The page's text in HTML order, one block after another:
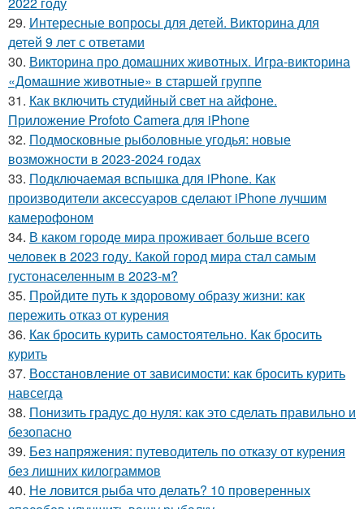
29. Интересные вопросы для детей. Викторина для
детей 9 лет с ответами
30. Викторина про домашних животных. Игра-викторина
«Домашние животные» в старшей группе
31. Как включить студийный свет на айфоне.
Приложение Profoto Camera для iPhone
32. Подмосковные рыболовные угодья: новые
возможности в 2023-2024 годах
33. Подключаемая вспышка для iPhone. Как
производители аксессуаров сделают iPhone лучшим
камерофоном
34. В каком городе мира проживает больше всего
человек в 2023 году. Какой город мира стал самым
густонаселенным в 2023-м?
35. Пройдите путь к здоровому образу жизни: как
пережить отказ от курения
36. Как бросить курить самостоятельно. Как бросить
курить
37. Восстановление от зависимости: как бросить курить
навсегда
38. Понизить градус до нуля: как это сделать правильно и
безопасно
39. Без напряжения: путеводитель по отказу от курения
без лишних килограммов
40. Не ловится рыба что делать? 10 проверенных